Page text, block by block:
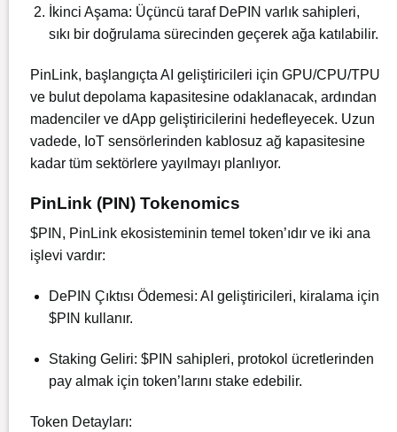
İkinci Aşama: Üçüncü taraf DePIN varlık sahipleri,
sıkı bir doğrulama sürecinden geçerek ağa katılabilir.
PinLink, başlangıçta AI geliştiricileri için GPU/CPU/TPU
ve bulut depolama kapasitesine odaklanacak, ardından
madenciler ve dApp geliştiricilerini hedefleyecek. Uzun
vadede, IoT sensörlerinden kablosuz ağ kapasitesine
kadar tüm sektörlere yayılmayı planlıyor.
PinLink (PIN) Tokenomics
$PIN, PinLink ekosisteminin temel token’ıdır ve iki ana
işlevi vardır:
DePIN Çıktısı Ödemesi: AI geliştiricileri, kiralama için
$PIN kullanır.
Staking Geliri: $PIN sahipleri, protokol ücretlerinden
pay almak için token’larını stake edebilir.
Token Detayları: